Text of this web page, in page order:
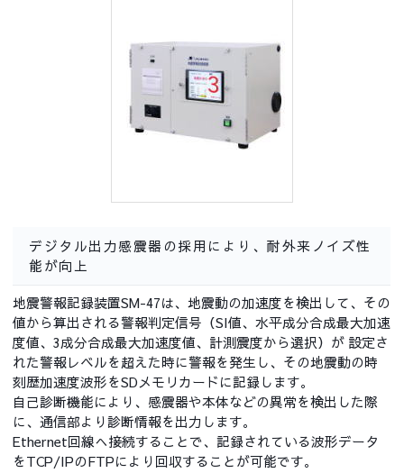
092-281-5361
デジタル出力感震器の採用により、耐外来ノイズ性
能が向上
地震警報記録装置SM-47は、地震動の加速度を検出して、その
値から算出される警報判定信号（SI値、水平成分合成最大加速
度値、3成分合成最大加速度値、計測震度から選択）が 設定さ
れた警報レベルを超えた時に警報を発生し、その地震動の時
刻歴加速度波形をSDメモリカードに記録します。
自己診断機能により、感震器や本体などの異常を検出した際
に、通信部より診断情報を出力します。
Ethernet回線へ接続することで、記録されている波形データ
をTCP/IPのFTPにより回収することが可能です。